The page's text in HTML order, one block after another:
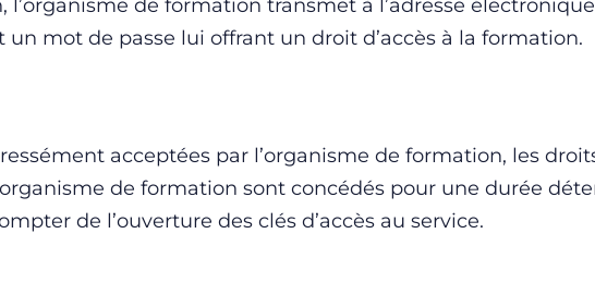
de formation transmet à l’adresse
mot de passe lui offrant un droit d’accès à la formation.
acceptées par l’organisme de formation, les
de formation sont concédés pour une durée
de l’ouverture des clés d’accès au service.